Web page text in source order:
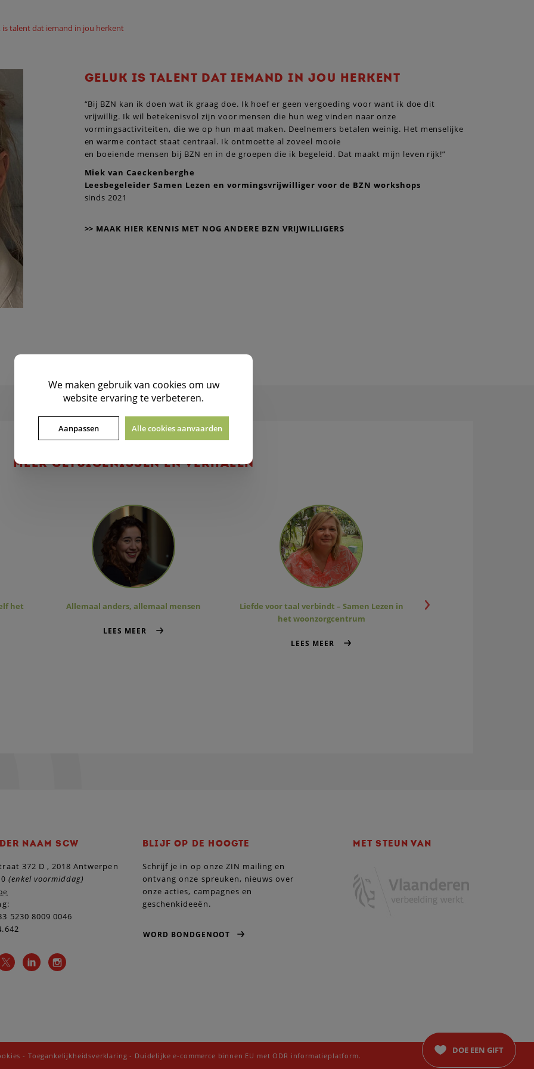
is talent dat iemand in jou herkent
GELUK IS TALENT DAT IEMAND IN JOU HERKENT
“Bij BZN kan ik doen wat ik graag doe. Ik hoef er geen vergoeding voor want ik doe dit
vrijwillig. Ik wil betekenisvol zijn voor mensen die hun weg vinden naar onze
vormingsactiviteiten, die we op hun maat maken. Deelnemers betalen weinig. Het menselijke
en warme contact staat centraal. Ik ontmoette al zoveel mooie
en boeiende mensen bij BZN en in de groepen die ik begeleid. Dat maakt mijn leven rijk!”
Miek van Caeckenberghe
Leesbegeleider Samen Lezen en vormingsvrijwilliger voor de BZN workshops
sinds 2021
>> MAAK HIER KENNIS MET NOG ANDERE BZN VRIJWILLIGERS
MEER GETUIGENISSEN EN VERHALEN
het
Allemaal anders, allemaal mensen
LEES MEER
Liefde voor taal verbindt – Samen Lezen in
het woonzorgcentrum
LEES MEER
NAAM SCW
372 D , 2018 Antwerpen
(enkel voormiddag)
5230 8009 0046
BLIJF OP DE HOOGTE
Schrijf je in op onze ZIN mailing en
ontvang onze spreuken, nieuws over
onze acties, campagnes en
geschenkideeën.
WORD BONDGENOOT
MET STEUN VAN
- Toegankelijkheidsverklaring - Duidelijke e-commerce binnen EU met ODR informatieplatform.
DOE EEN GIFT
We maken gebruik van cookies om uw
website ervaring te verbeteren.
Aanpassen Alle cookies aanvaarden